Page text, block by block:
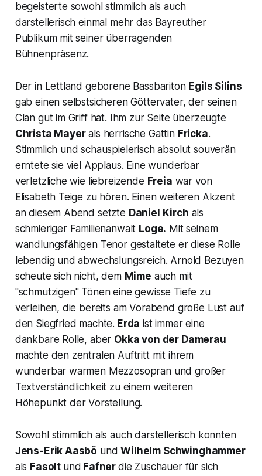
begeisterte sowohl stimmlich als auch
darstellerisch einmal mehr das Bayreuther
Publikum mit seiner überragenden
Bühnenpräsenz.
Der in Lettland geborene Bassbariton Egils Silins
gab einen selbstsicheren Göttervater, der seinen
Clan gut im Griff hat. Ihm zur Seite überzeugte
Christa Mayerals herrische Gattin Fricka.
Stimmlich und schauspielerisch absolut souverän
erntete sie viel Applaus. Eine wunderbar
verletzliche wie liebreizende Freia war von
Elisabeth Teige zu hören. Einen weiteren Akzent
an diesem Abend setzte Daniel Kirch als
schmieriger Familienanwalt Loge. Mit seinem
wandlungsfähigen Tenor gestaltete er diese Rolle
lebendig und abwechslungsreich. Arnold Bezuyen
scheute sich nicht, dem Mime auch mit
"schmutzigen" Tönen eine gewisse Tiefe zu
verleihen, die bereits am Vorabend große Lust auf
den Siegfried machte. Erda ist immer eine
dankbare Rolle, aber Okka von der Damerau
machte den zentralen Auftritt mit ihrem
wunderbar warmen Mezzosopran und großer
Textverständlichkeit zu einem weiteren
Höhepunkt der Vorstellung.
Sowohl stimmlich als auch darstellerisch konnten
Jens-Erik Aasbö undWilhelm Schwinghammer
als Fasolt und Fafner die Zuschauer für sich